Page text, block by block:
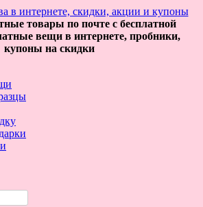
товары по почте с бесплатной
вещи в интернете, пробники,
купоны на скидки